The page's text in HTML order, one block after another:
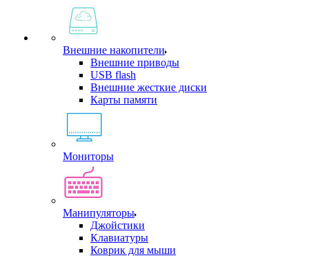
Внешние накопители
Внешние приводы
USB flash
Внешние жесткие диски
Карты памяти
Мониторы
Манипуляторы
Джойстики
Клавиатуры
Коврик для мыши